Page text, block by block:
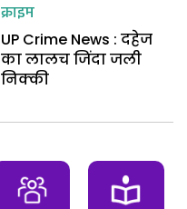
क्राइम
UP Crime News : दहेज
का लालच जिंदा जली
निक्की